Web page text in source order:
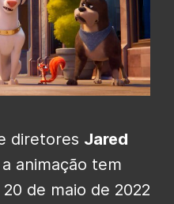
diretores Jared
a animação tem
de maio de 2022